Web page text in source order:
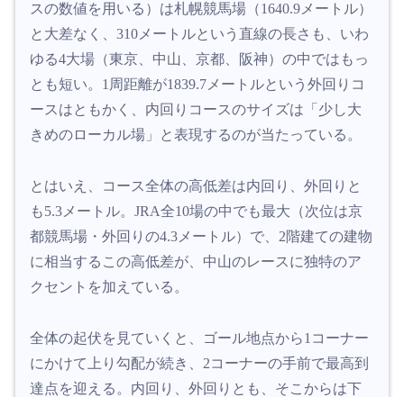
スの数値を用いる）は札幌競馬場（1640.9メートル）
と大差なく、310メートルという直線の長さも、いわ
ゆる4大場（東京、中山、京都、阪神）の中ではもっ
とも短い。1周距離が1839.7メートルという外回りコ
ースはともかく、内回りコースのサイズは「少し大
きめのローカル場」と表現するのが当たっている。
とはいえ、コース全体の高低差は内回り、外回りと
も5.3メートル。JRA全10場の中でも最大（次位は京
都競馬場・外回りの4.3メートル）で、2階建ての建物
に相当するこの高低差が、中山のレースに独特のア
クセントを加えている。
全体の起伏を見ていくと、ゴール地点から1コーナー
にかけて上り勾配が続き、2コーナーの手前で最高到
達点を迎える。内回り、外回りとも、そこからは下